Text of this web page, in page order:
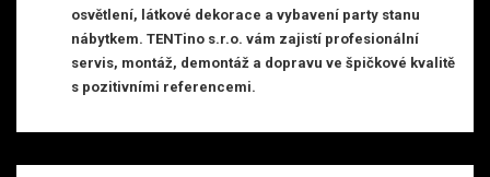
osvětlení, látkové dekorace a vybavení party stanu
nábytkem. TENTino s.r.o. vám zajistí profesionální
servis, montáž, demontáž a dopravu ve špičkové kvalitě
s pozitivními referencemi.